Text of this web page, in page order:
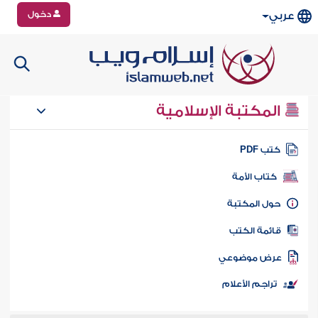
عربي دخول
المكتبة الإسلامية
كتب PDF
كتاب الأمة
المكتبة
الكتب
موضوعي